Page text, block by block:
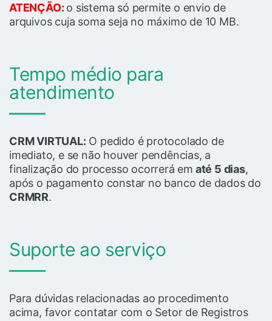
ATENÇÃO: o sistema só permite o envio de
arquivos cuja soma seja no máximo de 10 MB.
Tempo médio para
atendimento
CRM VIRTUAL: O pedido é protocolado de
imediato, e se não houver pendências, a
finalização do processo ocorrerá em até 5 dias,
após o pagamento constar no banco de dados do
CRMRR.
Suporte ao serviço
Para dúvidas relacionadas ao procedimento
acima, favor contatar com o Setor de Registros